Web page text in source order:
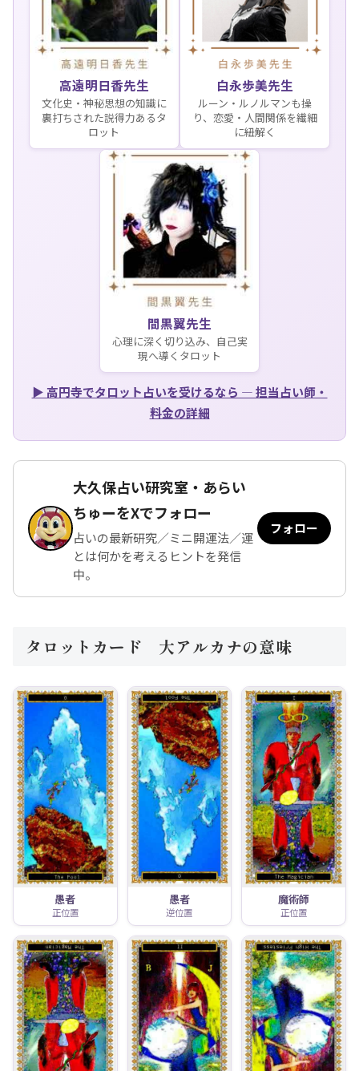
高遠明日香先生
文化史・神秘思想の知識に
裏打ちされた説得力あるタ
ロット
白永歩美先生
ルーン・ルノルマンも操
り、恋愛・人間関係を繊細
に紐解く
間黒翼先生
心理に深く切り込み、自己実
現へ導くタロット
▶ 高円寺でタロット占いを受けるなら — 担当占い師・
料金の詳細
大久保占い研究室・あらい
ちゅーをXでフォロー
占いの最新研究／ミニ開運法／運
とは何かを考えるヒントを発信
中。
フォロー
タロットカード 大アルカナの意味
愚者
正位置
愚者
逆位置
魔術師
正位置